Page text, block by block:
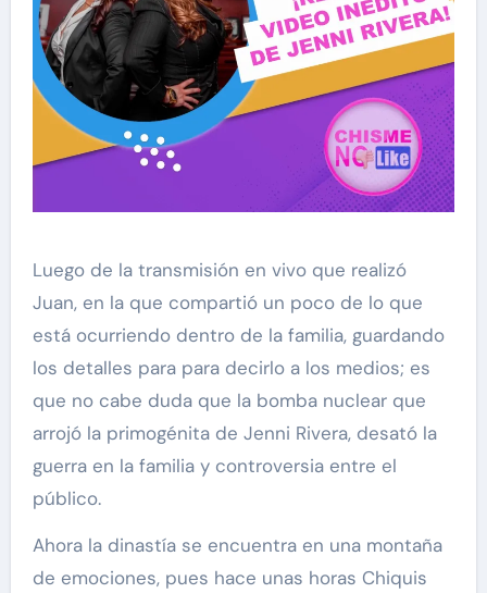
Luego de la transmisión en vivo que realizó
Juan, en la que compartió un poco de lo que
está ocurriendo dentro de la familia, guardando
los detalles para para decirlo a los medios; es
que no cabe duda que la bomba nuclear que
arrojó la primogénita de Jenni Rivera, desató la
guerra en la familia y controversia entre el
público.
Ahora la dinastía se encuentra en una montaña
de emociones, pues hace unas horas Chiquis